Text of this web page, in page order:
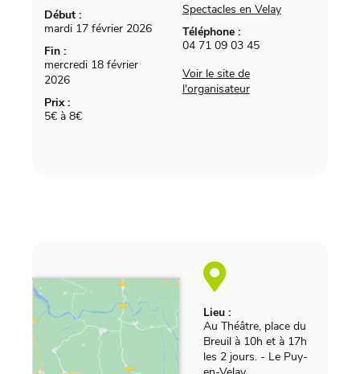
Début :
mardi 17 février 2026
Fin :
mercredi 18 février
2026
Prix :
5€ à 8€
Spectacles en Velay
Téléphone :
04 71 09 03 45
Voir le site de
l'organisateur
Lieu :
Au Théâtre, place du
Breuil à 10h et à 17h
les 2 jours. - Le Puy-